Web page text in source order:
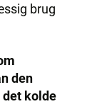
brug
den
det kolde